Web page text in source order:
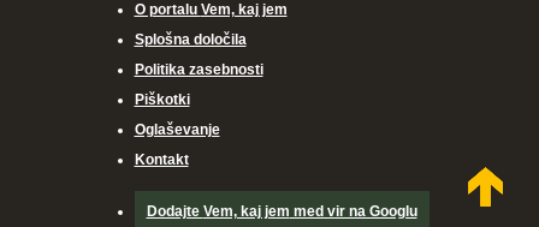
O portalu Vem, kaj jem
Splošna določila
Politika zasebnosti
Piškotki
Oglaševanje
Kontakt
Dodajte Vem, kaj jem med vir na Googlu